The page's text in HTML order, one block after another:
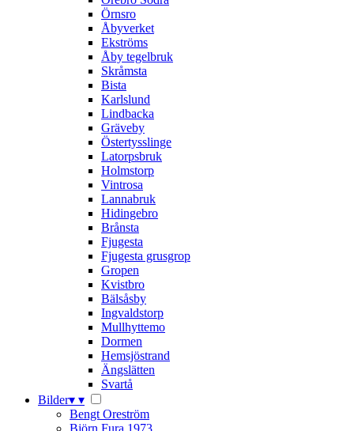
Örnsro
Åbyverket
Ekströms
Åby tegelbruk
Skråmsta
Bista
Karlslund
Lindbacka
Gräveby
Östertysslinge
Latorpsbruk
Holmstorp
Vintrosa
Lannabruk
Hidingebro
Brånsta
Fjugesta
Fjugesta grusgrop
Gropen
Kvistbro
Bälsåsby
Ingvaldstorp
Mullhyttemo
Dormen
Hemsjöstrand
Ängslätten
Svartå
Bilder▾ ▾
Bengt Oreström
Björn Fura 1973